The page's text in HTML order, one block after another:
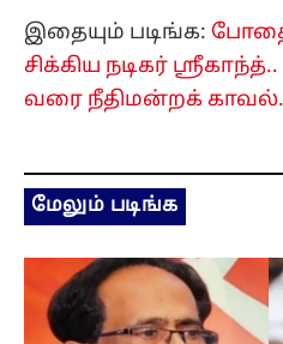
இதையும் படிங்க:
சிக்கிய நடிகர்
வரை நீதிமன்றக்
மேலும் படிங்க